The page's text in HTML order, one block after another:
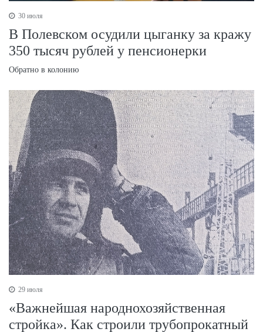
30 июля
В Полевском осудили цыганку за кражу
350 тысяч рублей у пенсионерки
Обратно в колонию
29 июля
«Важнейшая народнохозяйственная
стройка». Как строили трубопрокатный